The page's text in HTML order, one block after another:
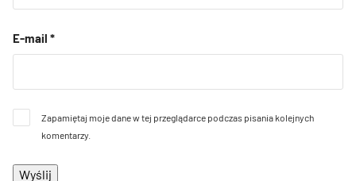
E-mail *
Zapamiętaj moje dane w tej przeglądarce podczas pisania kolejnych
komentarzy.